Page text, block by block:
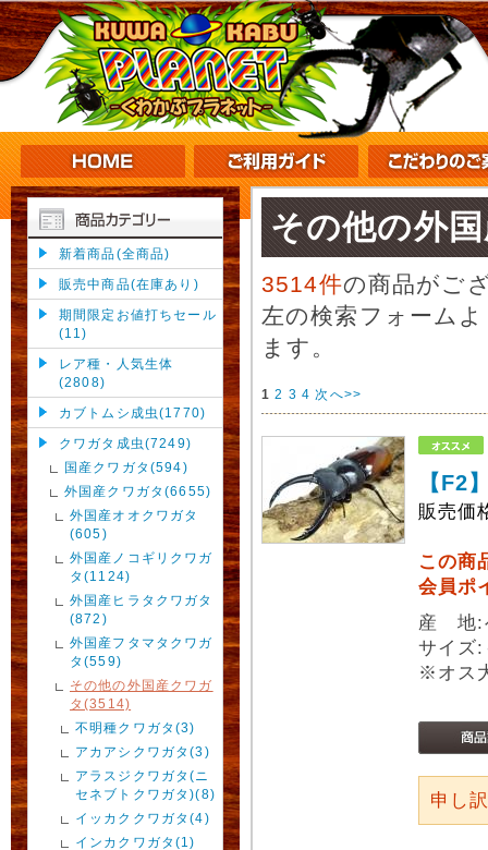
新着商品(全商品)
販売中商品(在庫あり)
期間限定お値打ちセール
(11)
レア種・人気生体
(2808)
カブトムシ成虫(1770)
クワガタ成虫(7249)
国産クワガタ(594)
外国産クワガタ(6655)
外国産オオクワガタ
(605)
外国産ノコギリクワガ
タ(1124)
外国産ヒラタクワガタ
(872)
外国産フタマタクワガ
タ(559)
その他の外国産クワガ
タ(3514)
不明種クワガタ(3)
アカアシクワガタ(3)
アラスジクワガタ(ニ
セネブトクワガタ)(8)
イッカククワガタ(4)
インカクワガタ(1)
その他の外
3514件の商品がご
左の検索フォーム
ます。
1 2 3 4 次へ>>
【F2
販売価
この商
会員ポ
産 地:
サイ
※オス
申し